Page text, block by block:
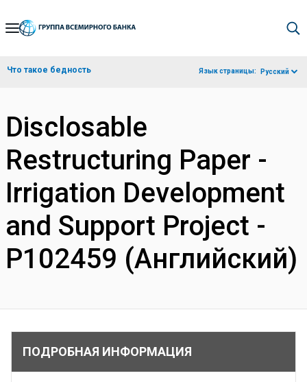
Skip
Navigation
Что такое бедность Язык страницы: Русский
Disclosable
Restructuring Paper -
Irrigation Development
and Support Project -
P102459 (Английский)
ПОДРОБНАЯ ИНФОРМАЦИЯ